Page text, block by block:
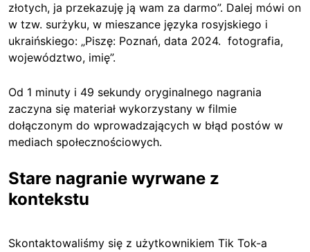
złotych, ja przekazuję ją wam za darmo”. Dalej mówi on
w tzw. surżyku, w mieszance języka rosyjskiego i
ukraińskiego: „Piszę: Poznań, data 2024. fotografia,
województwo, imię”.
Od 1 minuty i 49 sekundy oryginalnego nagrania
zaczyna się materiał wykorzystany w filmie
dołączonym do wprowadzających w błąd postów w
mediach społecznościowych.
Stare nagranie wyrwane z
kontekstu
Skontaktowaliśmy się z użytkownikiem Tik Tok-a